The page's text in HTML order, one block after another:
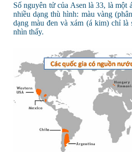
Số nguyên tử của Asen là 33, là một
nhiều dạng thù hình: màu vàng
dạng màu đen và xám (á kim) chỉ
nhìn thấy.